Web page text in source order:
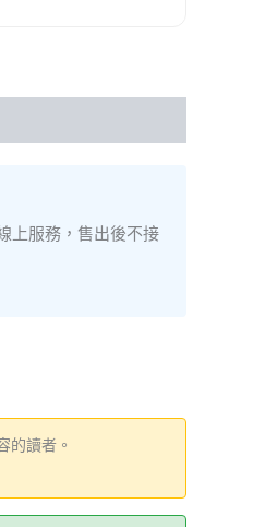
上服務，售出後不接
的讀者。